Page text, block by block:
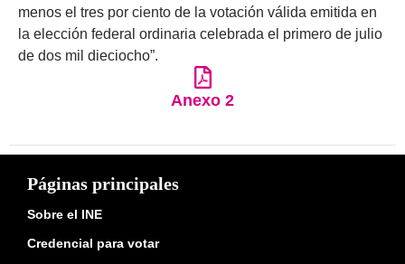
menos el tres por ciento de la votación válida emitida en
la elección federal ordinaria celebrada el primero de julio
de dos mil dieciocho”.
Anexo 2
Páginas principales
Sobre el INE
Credencial para votar